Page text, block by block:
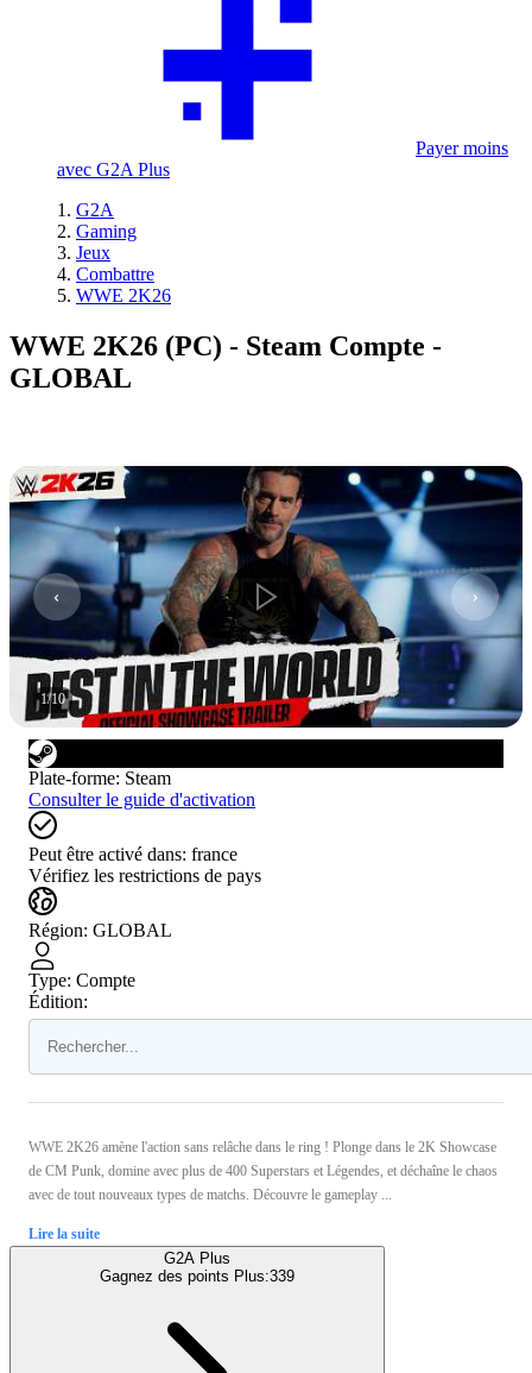
Payer moins
avec G2A Plus
G2A
Gaming
Jeux
Combattre
WWE 2K26
WWE 2K26 (PC) - Steam Compte -
GLOBAL
1/10
Plate-forme: Steam
Consulter le guide d'activation
Peut être activé dans: france
Vérifiez les restrictions de pays
Région: GLOBAL
Type: Compte
Édition:
WWE 2K26 amène l'action sans relâche dans le ring ! Plonge dans le 2K Showcase
de CM Punk, domine avec plus de 400 Superstars et Légendes, et déchaîne le chaos
avec de tout nouveaux types de matchs. Découvre le gameplay ...
Lire la suite
G2A Plus
Gagnez des points Plus:339